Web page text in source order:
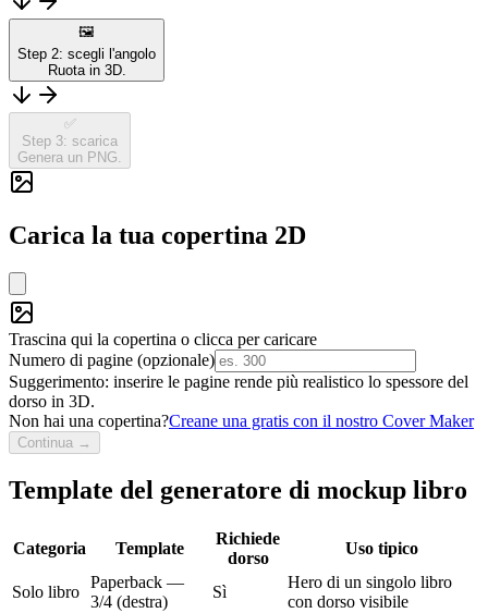
🖼️
Step 2: scegli l'angolo
Ruota in 3D.
✅
Step 3: scarica
Genera un PNG.
Carica la tua copertina 2D
Trascina qui la copertina o clicca per caricare
Numero di pagine (opzionale)
Suggerimento: inserire le pagine rende più realistico lo spessore del
dorso in 3D.
Non hai una copertina?Creane una gratis con il nostro Cover Maker
Continua →
Template del generatore di mockup libro
Categoria Template
Richiede
dorso
Uso tipico
Solo libro
Paperback —
3/4 (destra)
Sì
Hero di un singolo libro
con dorso visibile